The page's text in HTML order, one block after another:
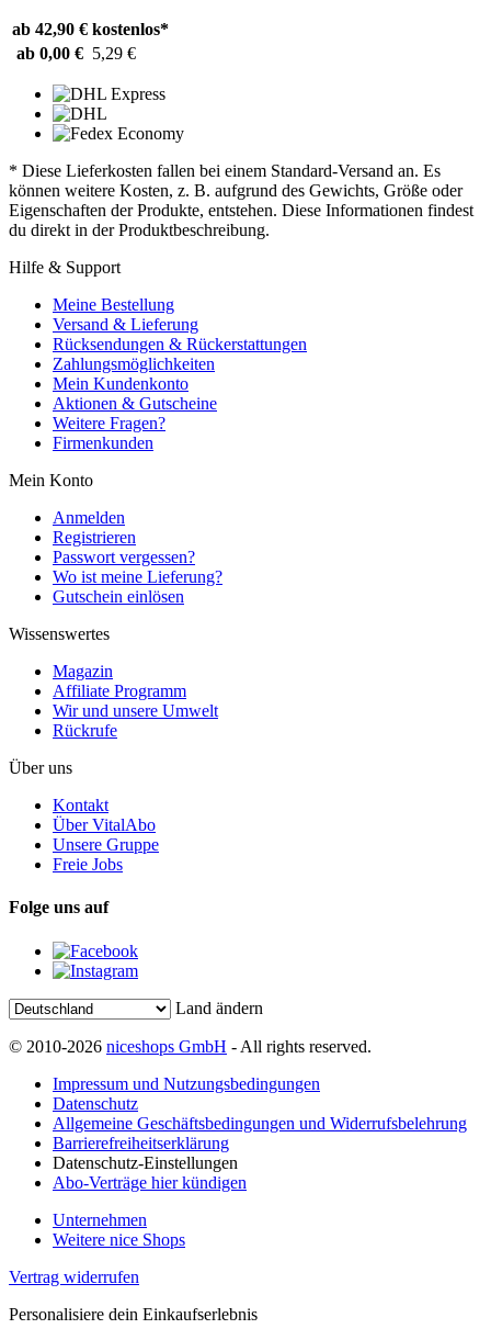
ab 42,90 € kostenlos*
ab 0,00 € 5,29 €
* Diese Lieferkosten fallen bei einem Standard-Versand an. Es
können weitere Kosten, z. B. aufgrund des Gewichts, Größe oder
Eigenschaften der Produkte, entstehen. Diese Informationen findest
du direkt in der Produktbeschreibung.
Hilfe & Support
Meine Bestellung
Versand & Lieferung
Rücksendungen & Rückerstattungen
Zahlungsmöglichkeiten
Mein Kundenkonto
Aktionen & Gutscheine
Weitere Fragen?
Firmenkunden
Mein Konto
Anmelden
Registrieren
Passwort vergessen?
Wo ist meine Lieferung?
Gutschein einlösen
Wissenswertes
Magazin
Affiliate Programm
Wir und unsere Umwelt
Rückrufe
Über uns
Kontakt
Über VitalAbo
Unsere Gruppe
Freie Jobs
Folge uns auf
Land ändern
© 2010-2026 niceshops GmbH - All rights reserved.
Impressum und Nutzungsbedingungen
Datenschutz
Allgemeine Geschäftsbedingungen und Widerrufsbelehrung
Barrierefreiheitserklärung
Datenschutz-Einstellungen
Abo-Verträge hier kündigen
Unternehmen
Weitere nice Shops
Vertrag widerrufen
Personalisiere dein Einkaufserlebnis